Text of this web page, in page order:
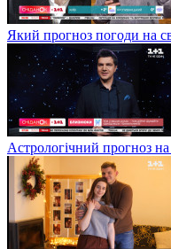
Який прогноз погоди на
Астрологічний прогноз на